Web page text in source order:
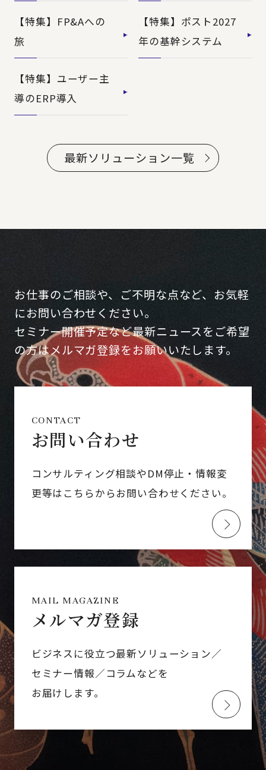
【特集】FP&Aへの
旅
【特集】ポスト2027
年の基幹システム
【特集】ユーザー主
導のERP導入
最新ソリューション一覧
お仕事のご相談や、ご不明な点など、お気軽
にお問い合わせください。
セミナー開催予定など最新ニュースをご希望
の方はメルマガ登録をお願いいたします。
CONTACT
お問い合わせ
コンサルティング相談やDM停止・情報変
更等はこちらからお問い合わせください。
MAIL MAGAZINE
メルマガ登録
ビジネスに役立つ最新ソリューション／
セミナー情報／コラムなどを
お届けします。